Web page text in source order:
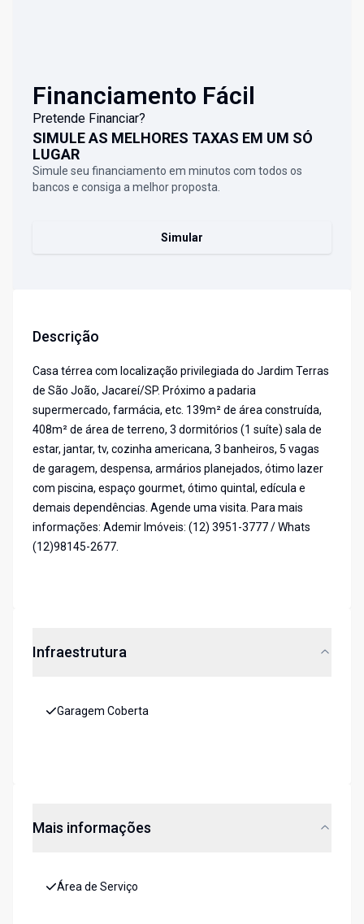
Financiamento Fácil
Pretende Financiar?
SIMULE AS MELHORES TAXAS EM UM SÓ
LUGAR
Simule seu financiamento em minutos com todos os
bancos e consiga a melhor proposta.
Simular
Descrição
Casa térrea com localização privilegiada do Jardim Terras
de São João, Jacareí/SP. Próximo a padaria
supermercado, farmácia, etc. 139m² de área construída,
408m² de área de terreno, 3 dormitórios (1 suíte) sala de
estar, jantar, tv, cozinha americana, 3 banheiros, 5 vagas
de garagem, despensa, armários planejados, ótimo lazer
com piscina, espaço gourmet, ótimo quintal, edícula e
demais dependências. Agende uma visita. Para mais
informações: Ademir Imóveis: (12) 3951-3777 / Whats
(12)98145-2677.
Infraestrutura
Garagem Coberta
Mais informações
Área de Serviço